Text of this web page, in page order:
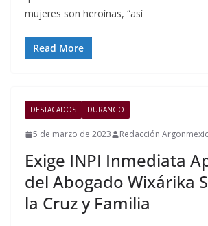
mujeres son heroínas, “así
Read More
DESTACADOS DURANGO
5 de marzo de 2023 Redacción
Exige INPI Inmediata
del Abogado Wixárika
la Cruz y Familia